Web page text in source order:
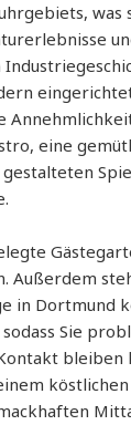
eine
Außerdem
in Dortmund
Sie
bleiben